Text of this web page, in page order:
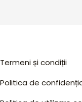
Termeni și condiții
Politica de